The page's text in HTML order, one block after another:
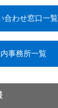
合わせ窓口一覧
事務所一覧